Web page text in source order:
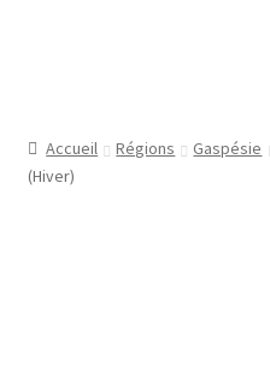
Jeux
Accueil Régions Gaspésie
(Hiver)